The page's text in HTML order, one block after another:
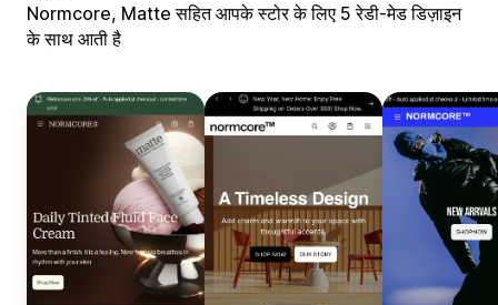
Normcore, Matte सहित आपके स्टोर के लिए 5 रेडी-मेड डिज़ाइन
के साथ आती है